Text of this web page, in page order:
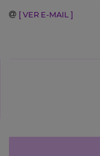
[ VER E-MAIL ]